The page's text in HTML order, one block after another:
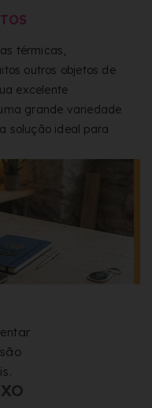
térmicas,
outros objetos de
excelente
grande variedade
solução ideal para